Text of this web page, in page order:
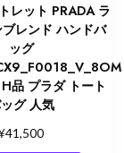
レット PRADA ラ
レンド ハンドバ
ッグ
品 プラダ トート
グ 人気
41,500